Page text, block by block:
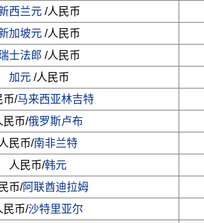
西兰元 /人民币
加坡元 /人民币
士法郎 /人民币
加元 /人民币
币/马来西亚林吉特
民币/俄罗斯卢布
人民币/南非兰特
人民币/韩元
币/阿联酋迪拉姆
民币/沙特里亚尔